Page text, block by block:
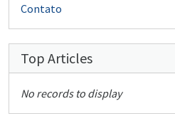
Contato
Top Articles
No records to display